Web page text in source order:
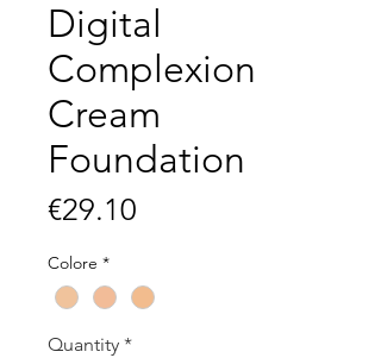
Digital
Complexion
Cream
Foundation
€29.10
Colore *
Quantity *